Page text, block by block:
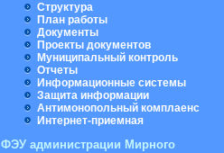
Структура
План работы
Документы
Проекты документов
Муниципальный контроль
Отчеты
Информационные системы
Защита информации
Антимонопольный комплаенс
Интернет-приемная
ФЭУ администрации Мирного